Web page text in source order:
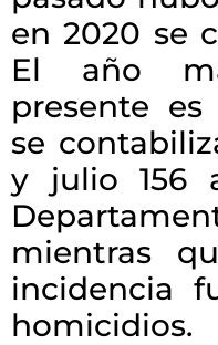
en 2020 se
El año
presente
se
y julio 156
mientras
incidencia
homicidios.